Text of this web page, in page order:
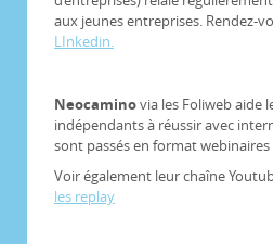
aux jeunes entreprises. Rendez-
LInkedin.
Neocaminovia les Foliweb aide
indépendants à réussir avec
sont passés en format webinaires
Voir également leur chaîne
les replay